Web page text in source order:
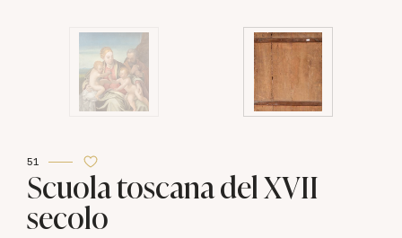
51
Scuola toscana del XVII
secolo